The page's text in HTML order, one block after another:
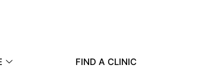
FIND A CLINIC